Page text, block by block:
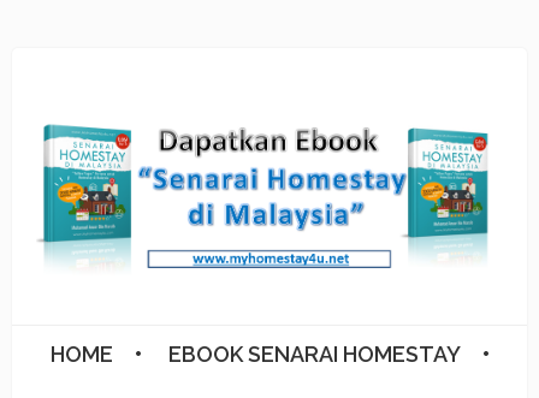
HOME EBOOK SENARAI HOMESTAY